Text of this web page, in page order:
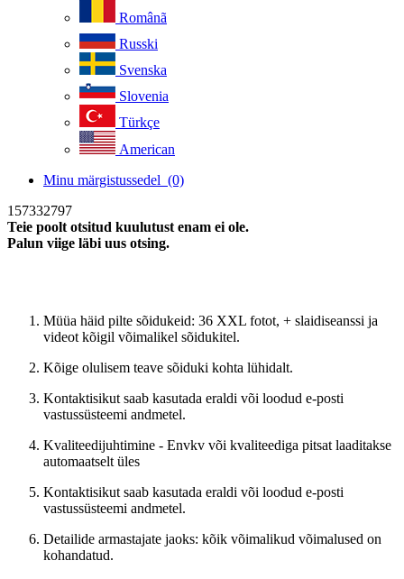
Românã
Russki
Svenska
Slovenia
Türkçe
American
Minu märgistussedel (0)
157332797
Teie poolt otsitud kuulutust enam ei ole.
Palun viige läbi uus otsing.
Müüa häid pilte sõidukeid: 36 XXL fotot, + slaidiseanssi ja
videot kõigil võimalikel sõidukitel.
Kõige olulisem teave sõiduki kohta lühidalt.
Kontaktisikut saab kasutada eraldi või loodud e-posti
vastussüsteemi andmetel.
Kvaliteedijuhtimine - Envkv või kvaliteediga pitsat laaditakse
automaatselt üles
Kontaktisikut saab kasutada eraldi või loodud e-posti
vastussüsteemi andmetel.
Detailide armastajate jaoks: kõik võimalikud võimalused on
kohandatud.